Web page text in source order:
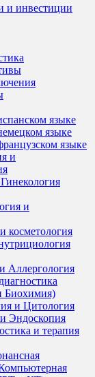
и инвестиции
языке
языке
языке
и
и
косметология
Аллергология
Биохимия)
и Цитология
Эндоскопия
и терапия